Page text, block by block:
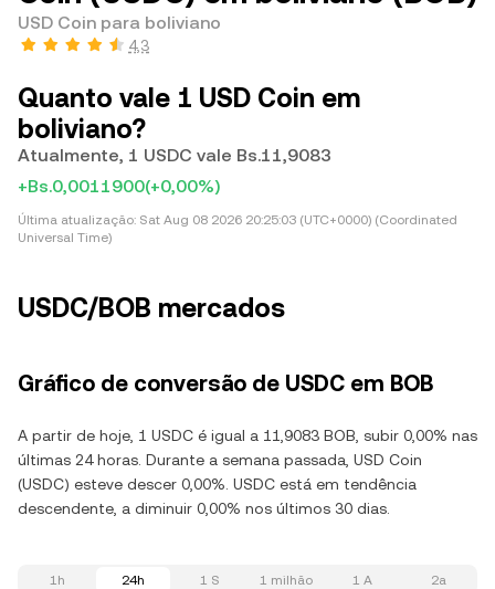
USD Coin para boliviano
4,3
Quanto vale 1 USD Coin em
boliviano?
Atualmente, 1 USDC vale Bs.11,9083
+Bs.0,0011900(+0,00%)
Última atualização: Sat Aug 08 2026 20:25:03 (UTC+0000) (Coordinated
Universal Time)
USDC/BOB mercados
Gráfico de conversão de USDC em BOB
A partir de hoje, 1 USDC é igual a 11,9083 BOB, subir 0,00% nas
últimas 24 horas. Durante a semana passada, USD Coin
(USDC) esteve descer 0,00%. USDC está em tendência
descendente, a diminuir 0,00% nos últimos 30 dias.
1h 24h 1 S 1 milhão 1 A 2a